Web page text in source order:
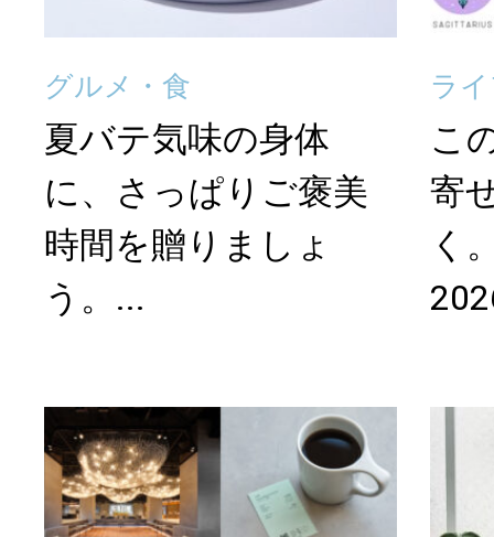
グルメ・食
夏バテ気味の身体
に、さっぱりご褒美
時間を贈りましょ
う。...
ラ
こ
寄
く